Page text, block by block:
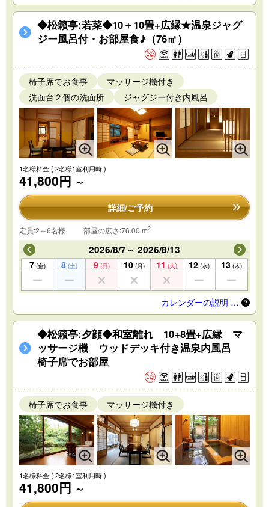
◆松籟亭:若菜◆10＋10畳+広縁★温泉ジャグ
ジー風呂付・お部屋食♪（76㎡）
椅子席でお食事
マッサージ機付き
洗面台２個の洗面所
ジャグジー付き内風呂
1名様料金( 2名様1室利用時 )
41,800円 ～
詳細/ご予約
定員:2～6名様 部屋の広さ:76.00 m2
2026/8/7～ 2026/8/13
7 (金) 8 (土) 9 (日) 10 (月) 11 (火) 12 (水) 13 (木)
カレンダーの説明 …
◆松籟亭:夕顔◆和室離れ 10+8畳+広縁 マ
ッサージ機 ウッドデッキ付き温泉内風呂
椅子席でお部屋
椅子席でお食事 マッサージ機付き
1名様料金( 2名様1室利用時 )
41,800円 ～